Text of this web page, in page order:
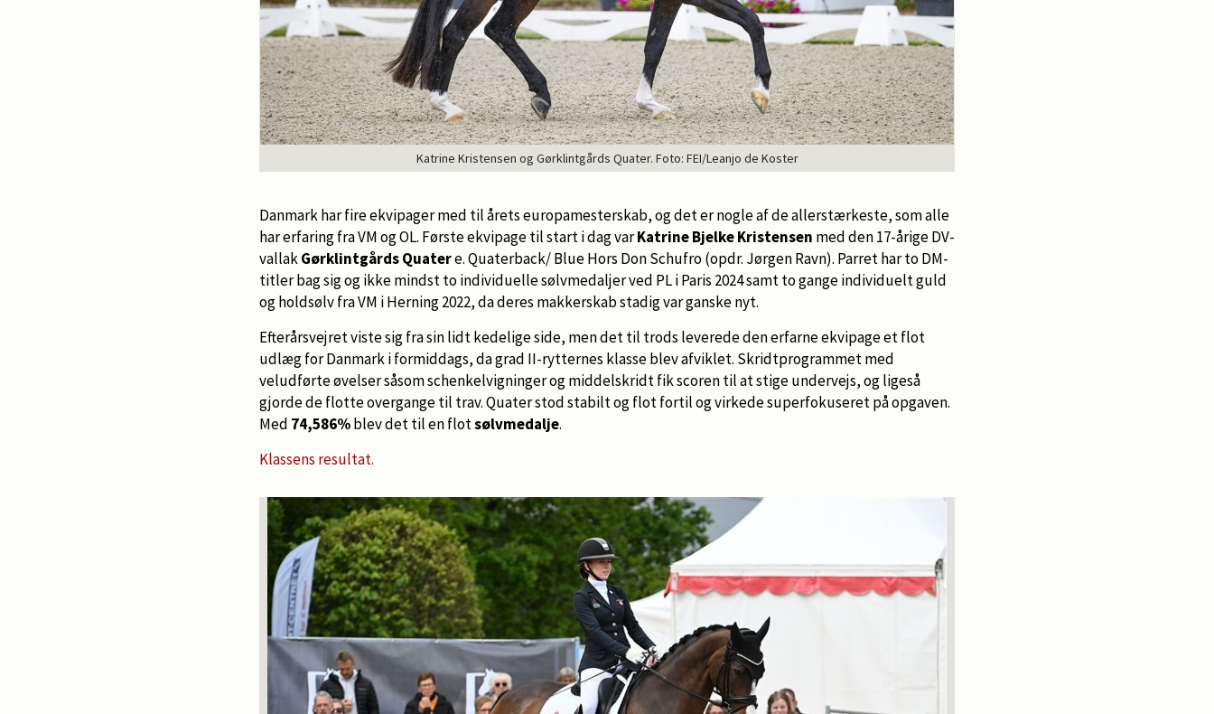
Katrine Kristensen og Gørklintgårds Quater. Foto: FEI/Leanjo de Koster
Danmark har fire ekvipager med til årets europamesterskab, og det er nogle af de allerstærkeste, som alle
har erfaring fra VM og OL. Første ekvipage til start i dag varKatrine Bjelke Kristensen med den 17-årige DV-
vallakGørklintgårds Quatere. Quaterback/ Blue Hors Don Schufro (opdr. Jørgen Ravn). Parret har to DM-
titler bag sig og ikke mindst to individuelle sølvmedaljer ved PL i Paris 2024 samt to gange individuelt guld
og holdsølv fra VM i Herning 2022, da deres makkerskab stadig var ganske nyt.
Efterårsvejret viste sig fra sin lidt kedelige side, men det til trods leverede den erfarne ekvipage et flot
udlæg for Danmark i formiddags, da grad II-rytternes klasse blev afviklet. Skridtprogrammet med
veludførte øvelser såsom schenkelvigninger og middelskridt fik scoren til at stige undervejs, og ligeså
gjorde de flotte overgange til trav. Quater stod stabilt og flot fortil og virkede superfokuseret på opgaven.
Med 74,586%blev det til en flotsølvmedalje.
Klassens resultat.